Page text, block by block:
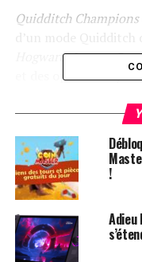
Quidditch Champions
Hogwarts Legacy. Ce
et des options de jeu
aura pas de mode
manque regrettable
montre des joueurs,
points en lançant des
dorés, tandis qu’un
propres cerceaux
Des Échos du
!
Adieu